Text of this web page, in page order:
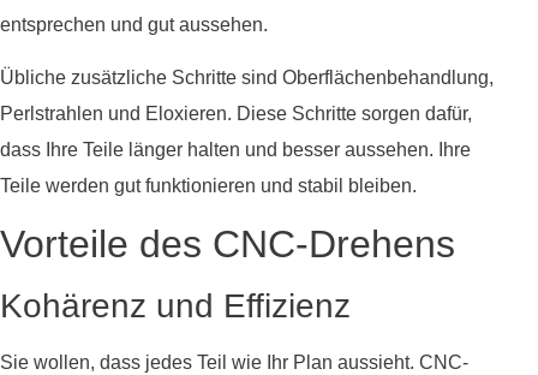
entsprechen und gut aussehen.
Übliche zusätzliche Schritte sind Oberflächenbehandlung,
Perlstrahlen und Eloxieren. Diese Schritte sorgen dafür,
dass Ihre Teile länger halten und besser aussehen. Ihre
Teile werden gut funktionieren und stabil bleiben.
Vorteile des CNC-Drehens
Kohärenz und Effizienz
Sie wollen, dass jedes Teil wie Ihr Plan aussieht. CNC-